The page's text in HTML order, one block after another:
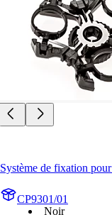
Système de fixation pour
CP9301/01
Noir